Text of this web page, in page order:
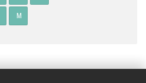
M